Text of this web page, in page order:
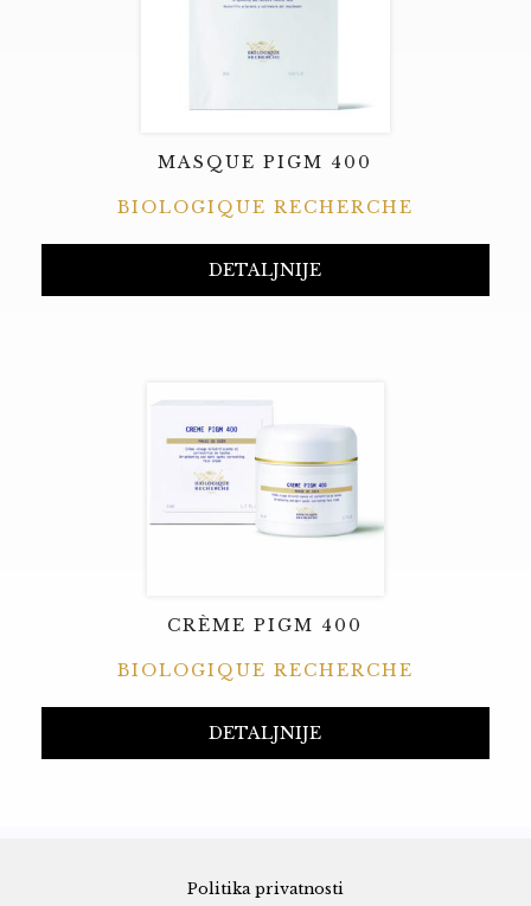
MASQUE PIGM 400
BIOLOGIQUE RECHERCHE
DETALJNIJE
CRÈME PIGM 400
BIOLOGIQUE RECHERCHE
DETALJNIJE
Politika privatnosti